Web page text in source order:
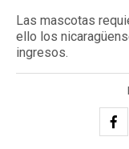
Las mascotas
ello los
ingresos.